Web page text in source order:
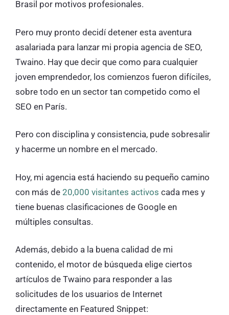
Brasil por motivos profesionales.
Pero muy pronto decidí detener esta aventura
asalariada para lanzar mi propia agencia de SEO,
Twaino. Hay que decir que como para cualquier
joven emprendedor, los comienzos fueron difíciles,
sobre todo en un sector tan competido como el
SEO en París.
Pero con disciplina y consistencia, pude sobresalir
y hacerme un nombre en el mercado.
Hoy, mi agencia está haciendo su pequeño camino
con más de 20,000 visitantes activos cada mes y
tiene buenas clasificaciones de Google en
múltiples consultas.
Además, debido a la buena calidad de mi
contenido, el motor de búsqueda elige ciertos
artículos de Twaino para responder a las
solicitudes de los usuarios de Internet
directamente en Featured Snippet: